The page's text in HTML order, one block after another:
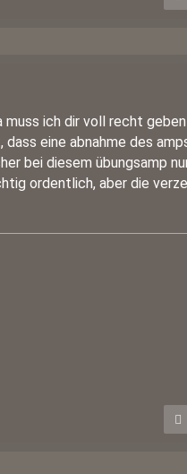
muss ich dir voll recht
eine abnahme des
bei diesem übungsamp
ordentlich, aber die